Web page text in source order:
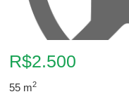
R$2.500
55 m2